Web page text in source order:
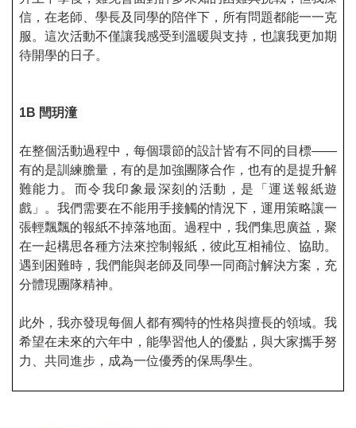
信，在老師、學長及同學的陪伴下，所有問題都能一一克
服。這次活動不僅讓我感受到溫暖與支持，也讓我更加期
待開學的日子。
1B 閆玥潼
在整個活動過程中，每個環節的設計皆有不同的目標——
有的是訓練膽量，有的是加強團隊合作，也有的是提升解
難能力。而令我印象最深刻的活動，是「運送報紙遊
戲」。我們需要在不能用手接觸的情況下，運用策略讓一
張輕飄飄的報紙不掉落地面。過程中，我們集思廣益，聚
在一起構思各種方法來控制報紙，彼此互相補位、協助。
遇到困難時，我們能與老師及同學一同商討解決方案，充
分體現團隊精神。
此外，我亦發現每個人都有獨特的性格與擅長的領域。我
希望在未來的六年中，能學習他人的優點，與大家攜手努
力、共同進步，成為一位優秀的保馬學生。